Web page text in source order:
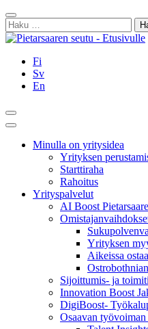
Siirry
sisältöön
Sulje
Haku:
Fi
Sv
En
Hae
Päävalikko
Minulla on yritysidea
Yrityksen
Starttiraha
Rahoitus
Yrityspalvelut
AI Boost
Yrityksen
Aikeissa
Sijoittumis- ja
Innovation Boost
DigiBoost-
Osaavan